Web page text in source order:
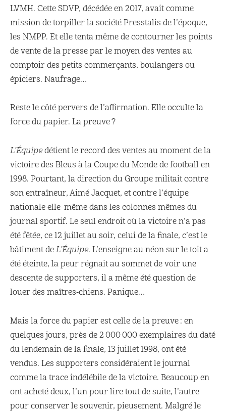
LVMH. Cette SDVP, décédée en 2017, avait comme
mission de torpiller la société Presstalis de l’époque,
les NMPP. Et elle tenta même de contourner les points
de vente de la presse par le moyen des ventes au
comptoir des petits commerçants, boulangers ou
épiciers. Naufrage…
Reste le côté pervers de l’affirmation. Elle occulte la
force du papier. La preuve ?
L’Équipedétient le record des ventes au moment de la
victoire des Bleus à la Coupe du Monde de football en
1998. Pourtant, la direction du Groupe militait contre
son entraîneur, Aimé Jacquet, et contre l’équipe
nationale elle-même dans les colonnes mêmes du
journal sportif. Le seul endroit où la victoire n’a pas
été fêtée, ce 12 juillet au soir, celui de la finale, c’est le
bâtiment de L’Équipe. L’enseigne au néon sur le toit a
été éteinte, la peur régnait au sommet de voir une
descente de supporters, il a même été question de
louer des maîtres‑chiens. Panique…
Mais la force du papier est celle de la preuve : en
quelques jours, près de 2 000 000 exemplaires du daté
du lendemain de la finale, 13 juillet 1998, ont été
vendus. Les supporters considéraient le journal
comme la trace indélébile de la victoire. Beaucoup en
ont acheté deux, l’un pour lire tout de suite, l’autre
pour conserver le souvenir, pieusement. Malgré le